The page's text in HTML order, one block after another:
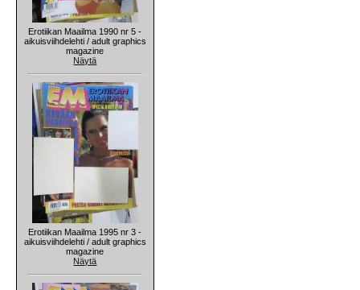
Erotiikan Maailma 1990 nr 5 -
aikuisviihdelehti / adult graphics
magazine
Näytä
Erotiikan Maailma 1995 nr 3 -
aikuisviihdelehti / adult graphics
magazine
Näytä